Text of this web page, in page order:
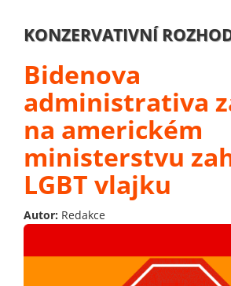
KONZERVATIVNÍ
Bidenova
administrativa
na americkém
ministerstvu
LGBT vlajku
Autor: Redakce